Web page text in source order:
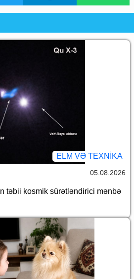
ELM VƏ TEXNIKA
05.08.2026
təbii kosmik sürətləndirici mənbə